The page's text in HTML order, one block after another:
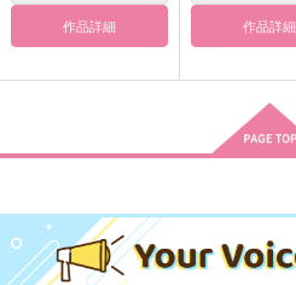
サンプル サンプル
ビューティフルデイズ
472円 （税込）
呪術廻戦
五条悟×虎杖悠仁
彼の人の話
787
呪術廻戦
五条悟×虎杖悠仁
作品詳細 作品詳細